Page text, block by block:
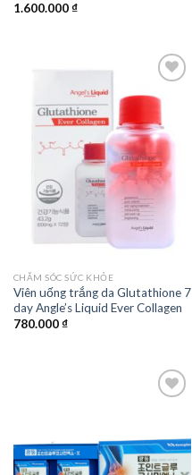
1.600.000₫
Add to
wishlist
CHĂM SÓC SỨC KHỎE
Viên uống trắng da Glutathione 7
day Angle’s Liquid Ever Collagen
780.000₫
Add to
wishlist